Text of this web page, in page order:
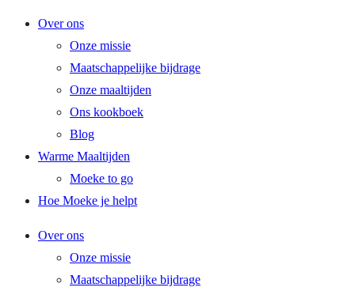
Over ons
Onze missie
Maatschappelijke bijdrage
Onze maaltijden
Ons kookboek
Blog
Warme Maaltijden
Moeke to go
Hoe Moeke je helpt
Over ons
Onze missie
Maatschappelijke bijdrage